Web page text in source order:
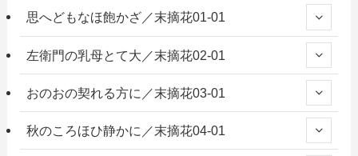
思へどもなほ飽かざ／末摘花01-01
左衛門の乳母とて大／末摘花02-01
おのおの契れる方に／末摘花03-01
秋のころほひ静かに／末摘花04-01